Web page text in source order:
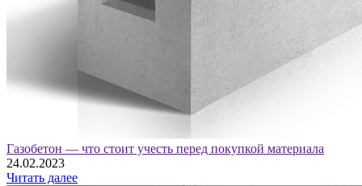
Газобетон — что стоит учесть перед покупкой материала
24.02.2023
Читать далее